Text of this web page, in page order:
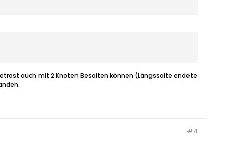
auch mit 2 Knoten Besaiten können (Längssaite endete
#4